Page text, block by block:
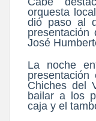
orquesta
dió paso al
José
La noche
Chiches del
bailar a los
caja y el